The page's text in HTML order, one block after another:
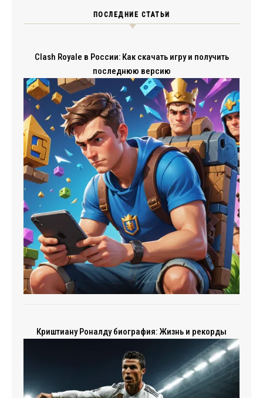
ПОСЛЕДНИЕ СТАТЬИ
Clash Royale в России: Как скачать игру и получить
последнюю версию
Криштиану Роналду биография: Жизнь и рекорды